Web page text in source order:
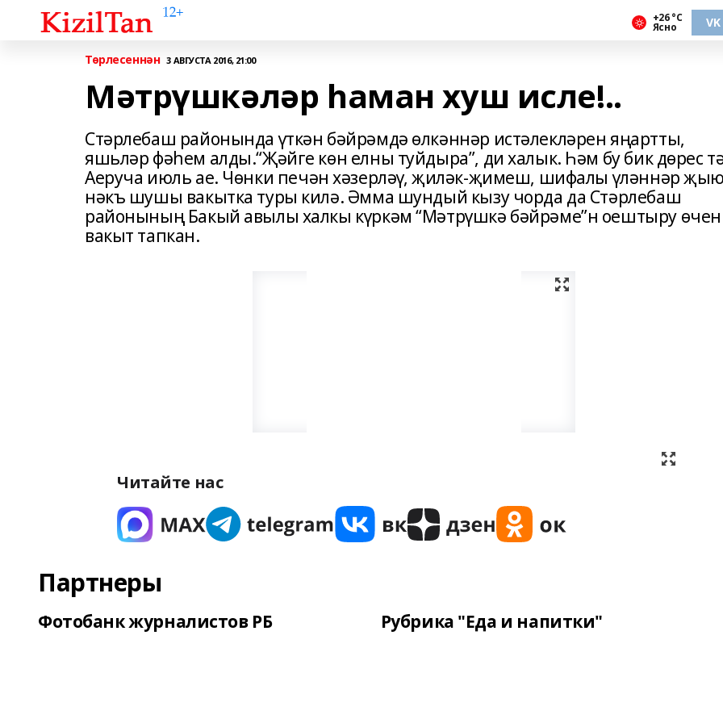
+26 °С
Ясно VK
Төрлесеннән 3 АВГУСТА 2016, 21:00
Мәтрүшкәләр һаман хуш исле!..
Стәрлебаш районында үткән бәйрәмдә өлкәннәр истәлекләрен яңартты,
яшьләр фәһем алды.“Җәйге көн елны туйдыра”, ди халык. Һәм бу бик дөрес
Аеруча июль ае. Чөнки печән хәзерләү, җиләк-җимеш, шифалы үләннәр җыю
нәкъ шушы вакытка туры килә. Әмма шундый кызу чорда да Стәрлебаш
районының Бакый авылы халкы күркәм “Мәтрүшкә бәйрәме”н оештыру өчен
вакыт тапкан.
Читайте нас
Партнеры
Фотобанк журналистов РБ Рубрика "Еда и напитки"